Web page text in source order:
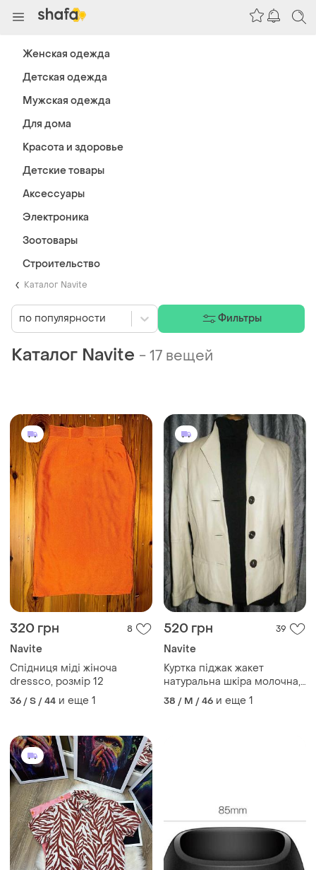
Каталог Navite
Каталог Navite -17 вещей
320 грн 8
Navite
Спідниця міді жіноча
dressco, розмір 12
36 / S / 44 и еще 1
520 грн 39
Navite
Куртка піджак жакет
натуральна шкіра молочна,
wolfleather collection, l
38 / M / 46 и еще 1
по популярности Фильтры
Женская одежда
Детская одежда
Мужская одежда
Для дома
Красота и здоровье
Детские товары
Аксессуары
Электроника
Зоотовары
Строительство